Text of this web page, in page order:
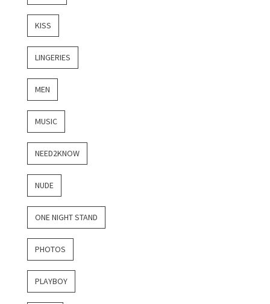
KISS
LINGERIES
MEN
MUSIC
NEED2KNOW
NUDE
ONE NIGHT STAND
PHOTOS
PLAYBOY